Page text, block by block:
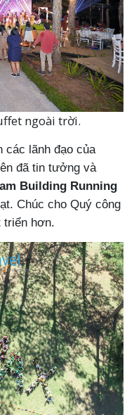
ngoài trời.
các lãnh đạo của
đã tin tưởng và
Building Running
Chúc cho Quý công
triển hơn.